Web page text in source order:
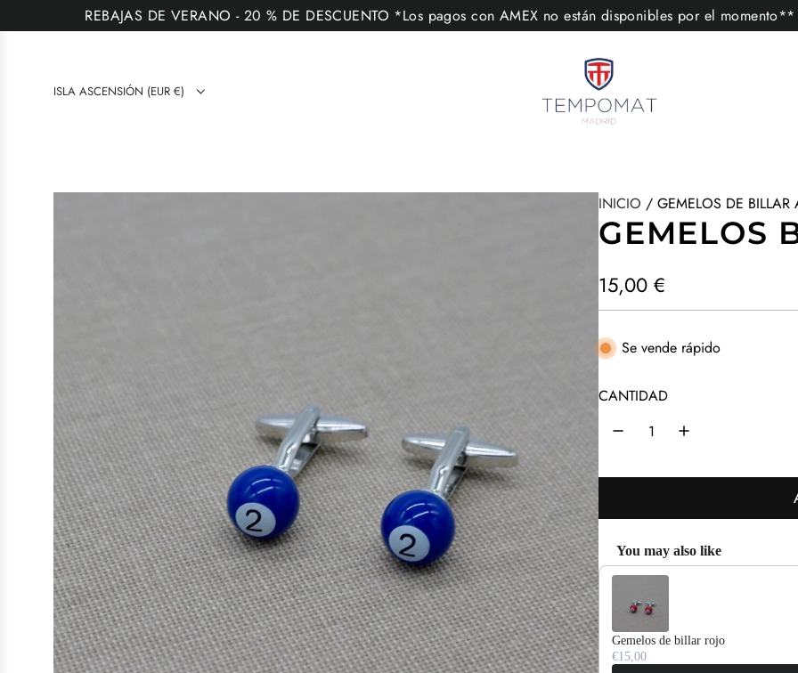
R
REBAJAS DE VERANO - 20 % DE DESCUENTO *Los pagos con AMEX no están disponibles por el
ISLA ASCENSIÓN (EUR €)
INICIO / GEMELOS DE BILLAR
GEMELOS
P
r
e
i
h
a
b
i
t
u
a
15,00 €
Se vende rápido
CANTIDAD
You may also like
Use the Previous and Next
Gemelos de billar rojo
€15,00